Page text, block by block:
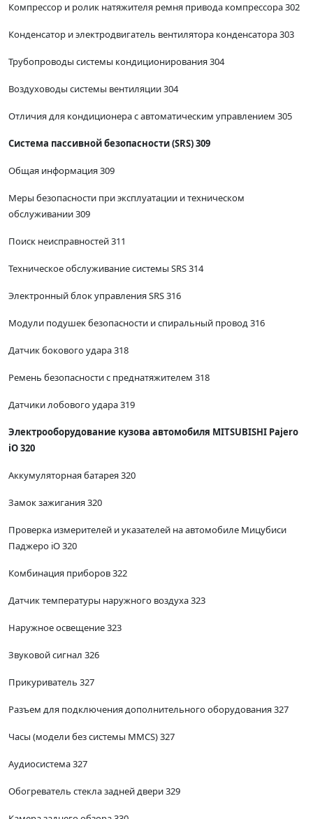
Компрессор и ролик натяжителя ремня привода компрессора 302
Конденсатор и электродвигатель вентилятора конденсатора 303
Трубопроводы системы кондиционирования 304
Воздуховоды системы вентиляции 304
Отличия для кондиционера с автоматическим управлением 305
Система пассивной безопасности (SRS) 309
Общая информация 309
Меры безопасности при эксплуатации и техническом
обслуживании 309
Поиск неисправностей 311
Техническое обслуживание системы SRS 314
Электронный блок управления SRS 316
Модули подушек безопасности и спиральный провод 316
Датчик бокового удара 318
Ремень безопасности с преднатяжителем 318
Датчики лобового удара 319
Электрооборудование кузова автомобиля MITSUBISHI Pajero
iO 320
Аккумуляторная батарея 320
Замок зажигания 320
Проверка измерителей и указателей на автомобиле Мицубиси
Паджеро iO 320
Комбинация приборов 322
Датчик температуры наружного воздуха 323
Наружное освещение 323
Звуковой сигнал 326
Прикуриватель 327
Разъем для подключения дополнительного оборудования 327
Часы (модели без системы MMCS) 327
Аудиосистема 327
Обогреватель стекла задней двери 329